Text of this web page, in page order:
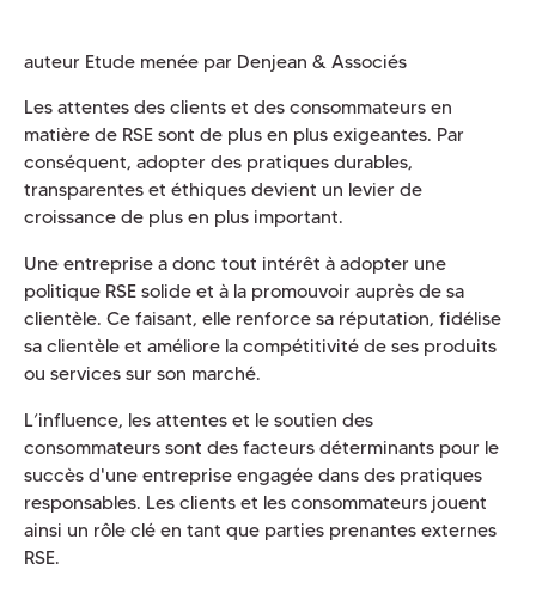
auteur Etude menée par Denjean & Associés
Les attentes des clients et des consommateurs en
matière de RSE sont de plus en plus exigeantes. Par
conséquent, adopter des pratiques durables,
transparentes et éthiques devient un levier de
croissance de plus en plus important.
Une entreprise a donc tout intérêt à adopter une
politique RSE solide et à la promouvoir auprès de sa
clientèle. Ce faisant, elle renforce sa réputation, fidélise
sa clientèle et améliore la compétitivité de ses produits
ou services sur son marché.
L’influence, les attentes et le soutien des
consommateurs sont des facteurs déterminants pour le
succès d'une entreprise engagée dans des pratiques
responsables. Les clients et les consommateurs jouent
ainsi un rôle clé en tant que parties prenantes externes
RSE.